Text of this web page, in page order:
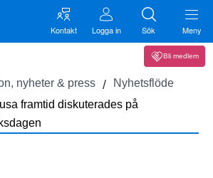
Kontakt Logga in Sök Meny
Bli medlem
nyheter & press
Nyhetsflöde
framtid diskuterades på